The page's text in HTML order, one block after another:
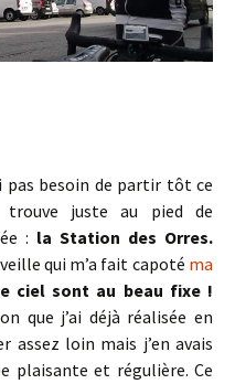
pas besoin de partir tôt ce
juste au pied de
: la Station des Orres.
qui m’a fait capoté ma
ciel sont au beau fixe !
que j’ai déjà réalisée en
assez loin mais j’en avais
plaisante et régulière. Ce